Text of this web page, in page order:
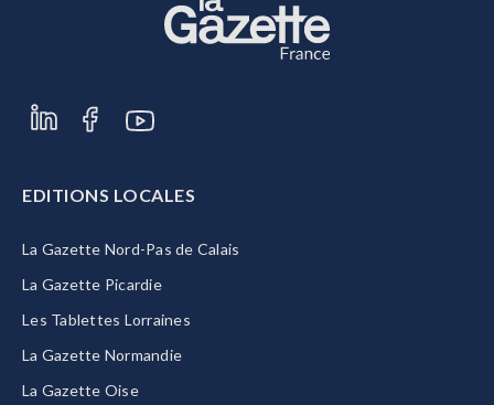
EDITIONS LOCALES
La Gazette Nord-Pas de Calais
La Gazette Picardie
Les Tablettes Lorraines
La Gazette Normandie
La Gazette Oise